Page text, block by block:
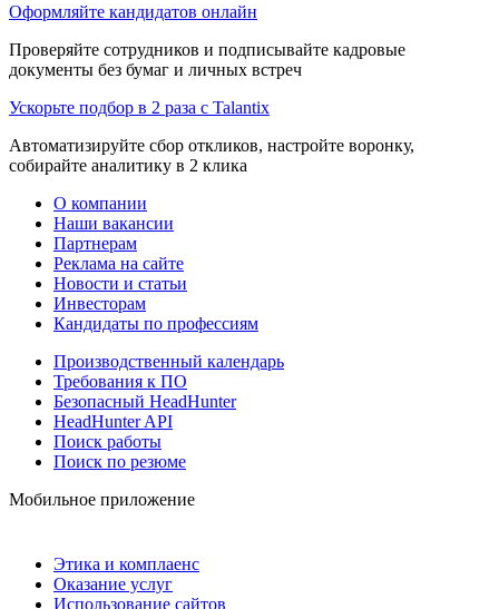
Оформляйте кандидатов онлайн
Проверяйте сотрудников и подписывайте кадровые
документы без бумаг и личных встреч
Ускорьте подбор в 2 раза с Talantix
Автоматизируйте сбор откликов, настройте воронку,
собирайте аналитику в 2 клика
О компании
Наши вакансии
Партнерам
Реклама на сайте
Новости и статьи
Инвесторам
Кандидаты по профессиям
Производственный календарь
Требования к ПО
Безопасный HeadHunter
HeadHunter API
Поиск работы
Поиск по резюме
Мобильное приложение
Этика и комплаенс
Оказание услуг
Использование сайтов